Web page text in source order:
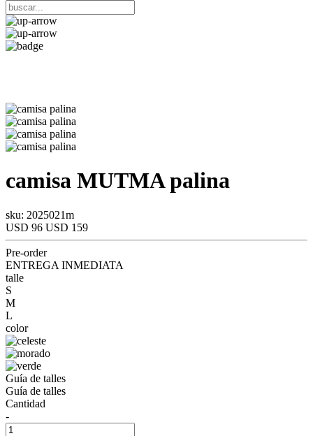
camisa MUTMApalina
sku: 2025021m
USD 96 USD 159
Pre-order
ENTREGA INMEDIATA
talle
S
M
L
color
Guía de talles
Guía de talles
Cantidad
-